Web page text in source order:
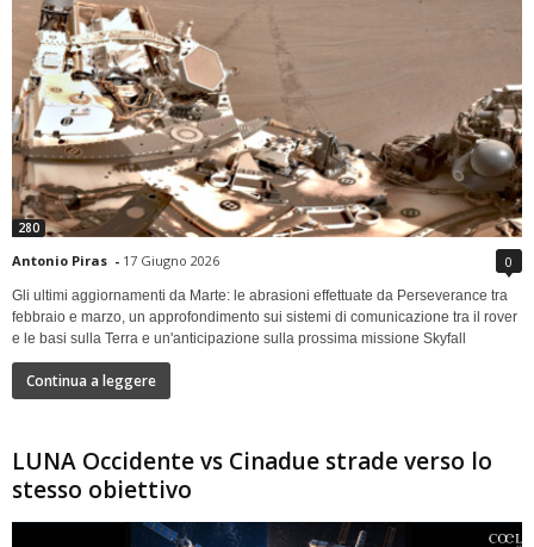
280
Antonio Piras - 17 Giugno 2026 0
Gli ultimi aggiornamenti da Marte: le abrasioni effettuate da Perseverance tra
febbraio e marzo, un approfondimento sui sistemi di comunicazione tra il rover
e le basi sulla Terra e un'anticipazione sulla prossima missione Skyfall
Continua a leggere
LUNA Occidente vs Cinadue strade verso lo
stesso obiettivo